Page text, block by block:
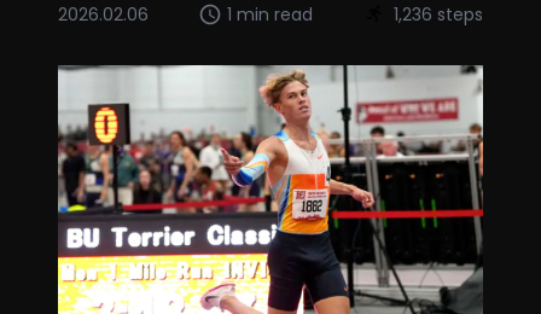
2026.02.06 1 min read 1,236 steps